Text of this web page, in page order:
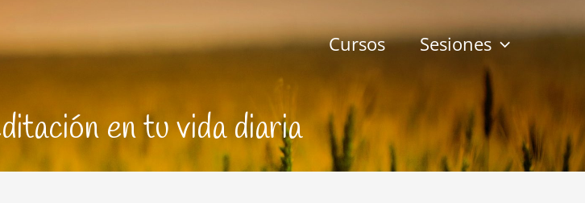
Cursos Sesiones
en tu vida diaria